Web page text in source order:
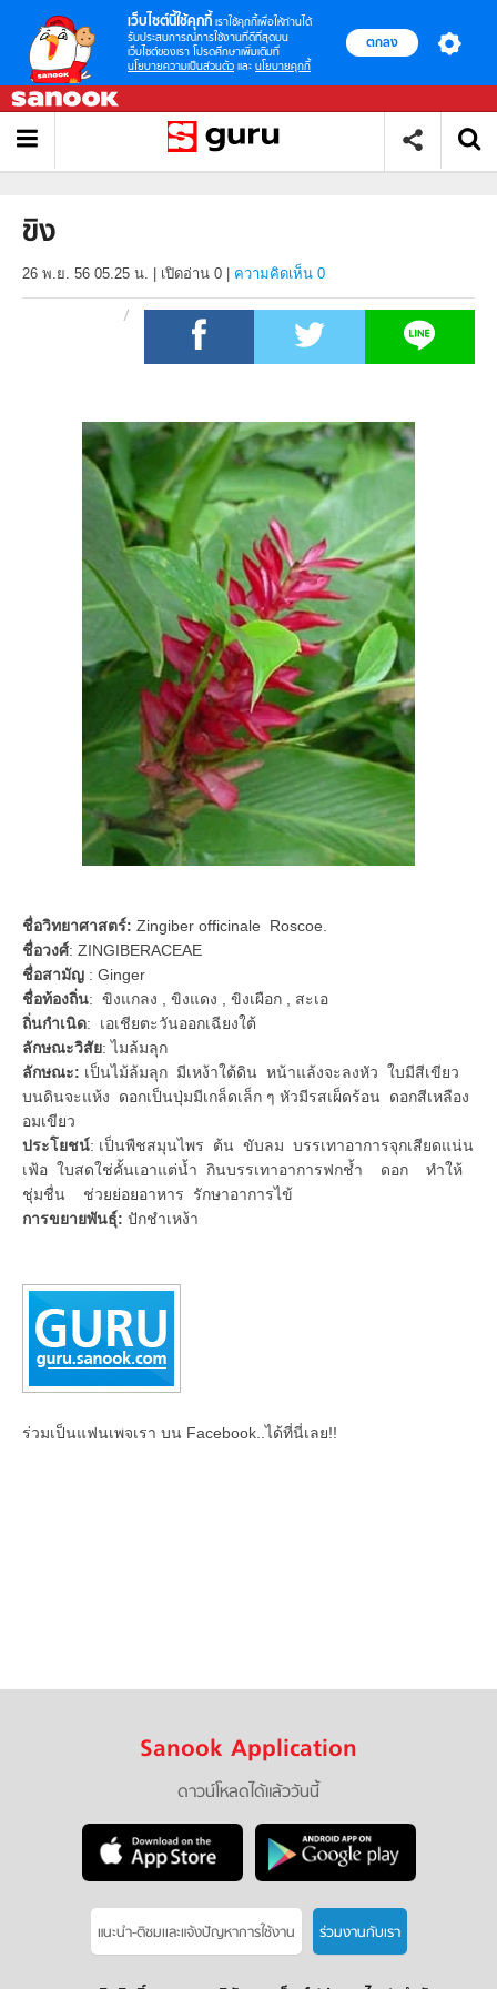
เว็บไซต์นี้ใช้คุกกี้ เราใช้คุกกี้เพื่อให้ท่านได้
รับประสบการณ์การใช้งานที่ดีที่สุดบน
เว็บไซต์ของเรา โปรดศึกษาเพิ่มเติมที่
นโยบายความเป็นส่วนตัว และ นโยบายคุกกี้
ตกลง
ขิง
26 พ.ย. 56 05.25 น. เปิดอ่าน 0 ความคิดเห็น 0
ชื่อวิทยาศาสตร์: Zingiber officinale Roscoe.
ชื่อวงศ์: ZINGIBERACEAE
ชื่อสามัญ : Ginger
ชื่อท้องถิ่น: ขิงแกลง , ขิงแดง , ขิงเผือก , สะเอ
ถิ่นกำเนิด: เอเชียตะวันออกเฉียงใต้
ลักษณะวิสัย: ไมล้มลุก
ลักษณะ: เป็นไม้ล้มลุก มีเหง้าใต้ดิน หน้าแล้งจะลงหัว ใบมีสีเขียว
บนดินจะแห้ง ดอกเป็นปุ่มมีเกล็ดเล็ก ๆ หัวมีรสเผ็ดร้อน ดอกสีเหลือง
อมเขียว
ประโยชน์: เป็นพืชสมุนไพร ต้น ขับลม บรรเทาอาการจุกเสียดแน่น
เฟ้อ ใบสดใช่คั้นเอาแต่น้ำ กินบรรเทาอาการฟกช้ำ ดอก ทำให้
ชุ่มชื่น ช่วยย่อยอาหาร รักษาอาการไข้
การขยายพันธุ์: ปักชำเหง้า
ร่วมเป็นแฟนเพจเรา บน Facebook..ได้ที่นี่เลย!!
Sanook Application
ดาวน์โหลดได้แล้ววันนี้
แนะนำ-ติชมเเละแจ้งปัญหาการใช้งาน ร่วมงานกับเรา